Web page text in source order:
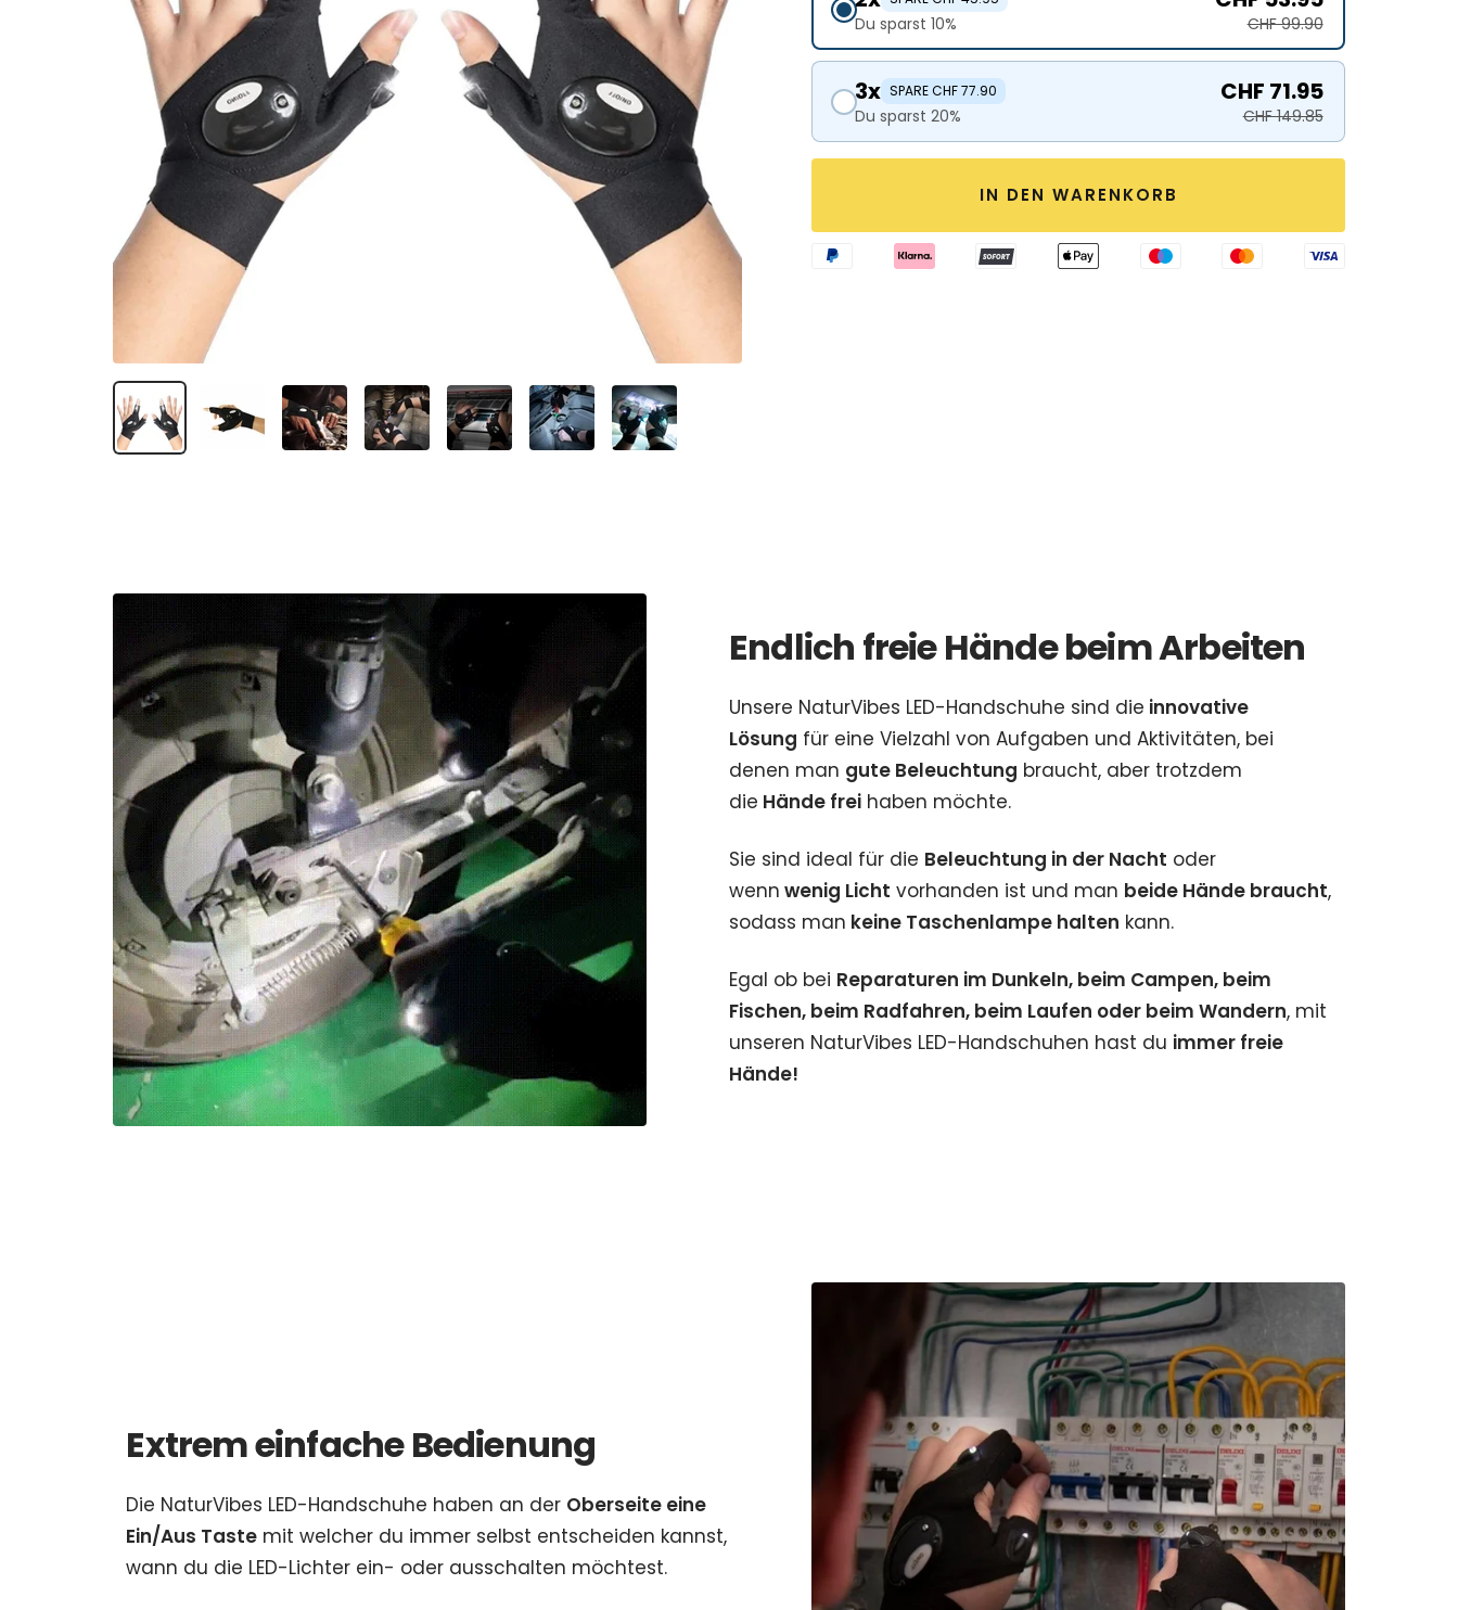
Du sparst 10% CHF 99.90
3x SPARE CHF 77.90
Du sparst 20%
CHF 71.95
CHF 149.85
IN DEN WARENKORB
Endlich freie Hände beim Arbeiten
Unsere NaturVibes LED-Handschuhe sind die innovative
Lösung für eine Vielzahl von Aufgaben und Aktivitäten, bei
denen man gute Beleuchtung braucht, aber trotzdem
die Hände freihaben möchte.
Sie sind ideal für die Beleuchtung in der Nacht oder
wenn wenig Licht vorhanden ist und man beide Hände braucht,
sodass man keine Taschenlampe halten kann.
Egal ob bei Reparaturen im Dunkeln, beim Campen, beim
Fischen, beim Radfahren, beim Laufen oder beim Wandern, mit
unseren NaturVibes LED-Handschuhen hast du immer freie
Hände!
Extrem einfache Bedienung
Die NaturVibes LED-Handschuhe haben an der Oberseite eine
Ein/Aus Taste mit welcher du immer selbst entscheiden kannst,
wann du die LED-Lichter ein- oder ausschalten möchtest.